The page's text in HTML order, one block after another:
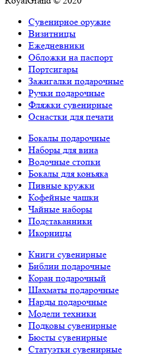
Сувенирное оружие
Визитницы
Ежедневники
Обложки на паспорт
Портсигары
Зажигалки подарочные
Ручки подарочные
Фляжки сувенирные
Оснастки для печати
Бокалы подарочные
Наборы для вина
Водочные стопки
Бокалы для коньяка
Пивные кружки
Кофейные чашки
Чайные наборы
Подстаканники
Икорницы
Книги сувенирные
Библии подарочные
Коран подарочный
Шахматы подарочные
Нарды подарочные
Модели техники
Подковы сувенирные
Бюсты сувенирные
Статуэтки сувенирные